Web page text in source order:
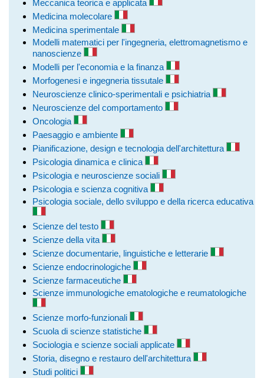
Meccanica teorica e applicata
Medicina molecolare
Medicina sperimentale
Modelli matematici per l'ingegneria, elettromagnetismo e
nanoscienze
Modelli per l'economia e la finanza
Morfogenesi e ingegneria tissutale
Neuroscienze clinico-sperimentali e psichiatria
Neuroscienze del comportamento
Oncologia
Paesaggio e ambiente
Pianificazione, design e tecnologia dell'architettura
Psicologia dinamica e clinica
Psicologia e neuroscienze sociali
Psicologia e scienza cognitiva
Psicologia sociale, dello sviluppo e della ricerca educativa
Scienze del testo
Scienze della vita
Scienze documentarie, linguistiche e letterarie
Scienze endocrinologiche
Scienze farmaceutiche
Scienze immunologiche ematologiche e reumatologiche
Scienze morfo-funzionali
Scuola di scienze statistiche
Sociologia e scienze sociali applicate
Storia, disegno e restauro dell'architettura
Studi politici